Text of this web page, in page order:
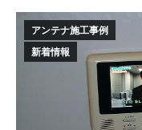
アンテナ施工事例
新着情報